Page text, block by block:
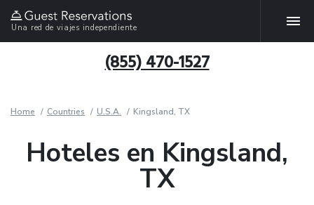
Una red de viajes independiente
(855) 470-1527
Home Countries U.S.A. Kingsland, TX
Hoteles en Kingsland,
TX